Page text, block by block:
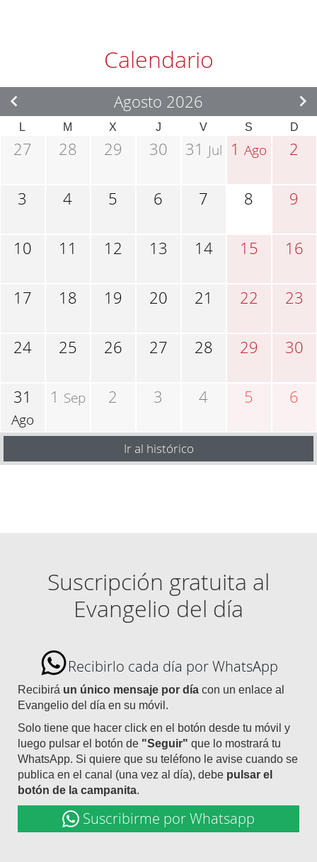
Calendario
Agosto 2026
L M X J V S D
27 28 29 30 31 Jul 1Ago 2
3 4 5 6 7 8 9
10 11 12 13 14 15 16
17 18 19 20 21 22 23
24 25 26 27 28 29 30
31
Ago
1 Sep 2 3 4 5 6
Ir al histórico
Suscripción gratuita al
Evangelio del día
Recibirlo cada día por WhatsApp
Recibirá un único mensaje por día con un enlace al
Evangelio del día en su móvil.
Solo tiene que hacer click en el botón desde tu móvil y
luego pulsar el botón de "Seguir" que lo mostrará tu
WhatsApp. Si quiere que su teléfono le avise cuando se
publica en el canal (una vez al día), debe pulsar el
botón de la campanita.
Suscribirme por Whatsapp